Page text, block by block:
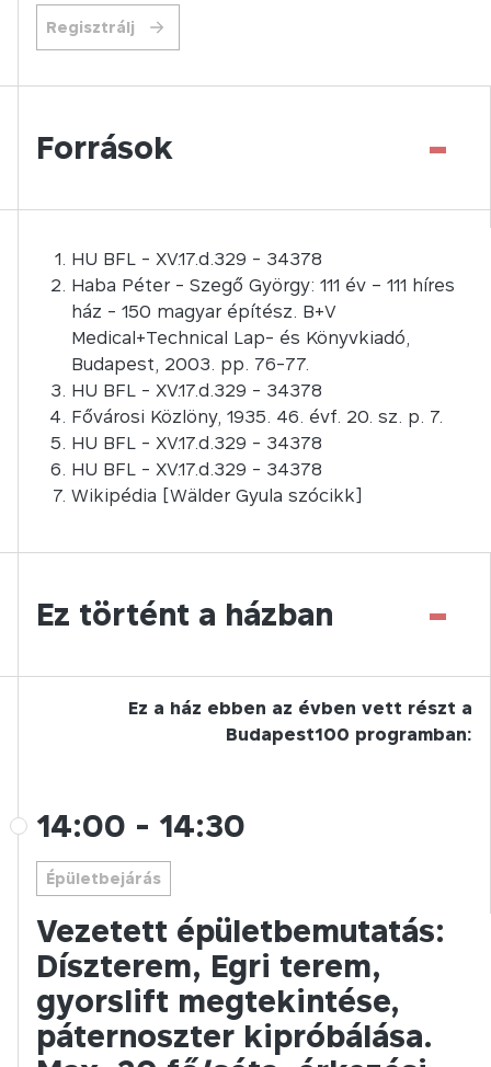
Regisztrálj
Források -
HU BFL - XV.17.d.329 - 34378
Haba Péter - Szegő György: 111 év – 111 híres
ház - 150 magyar építész. B+V
Medical+Technical Lap- és Könyvkiadó,
Budapest, 2003. pp. 76-77.
HU BFL - XV.17.d.329 - 34378
Fővárosi Közlöny, 1935. 46. évf. 20. sz. p. 7.
HU BFL - XV.17.d.329 - 34378
HU BFL - XV.17.d.329 - 34378
Wikipédia [Wälder Gyula szócikk]
Ez történt a házban -
Ez a ház ebben az évben vett részt a
Budapest100 programban:
14:00 - 14:30
Épületbejárás
Vezetett épületbemutatás:
Díszterem, Egri terem,
gyorslift megtekintése,
páternoszter kipróbálása.